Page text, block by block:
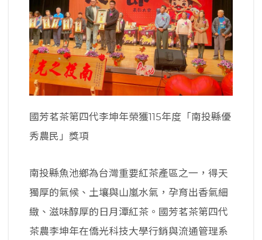
國芳茗茶第四代李坤年榮獲115年度「南投縣優
秀農民」獎項
南投縣魚池鄉為台灣重要紅茶產區之一，得天
獨厚的氣候、土壤與山嵐水氣，孕育出香氣細
緻、滋味醇厚的日月潭紅茶。國芳茗茶第四代
茶農李坤年在僑光科技大學行銷與流通管理系